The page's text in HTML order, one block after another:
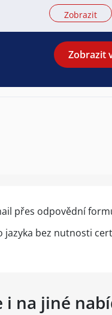
Zobrazit
Zobrazit
přes odpovědní
jazyka bez nutnosti
i na jiné